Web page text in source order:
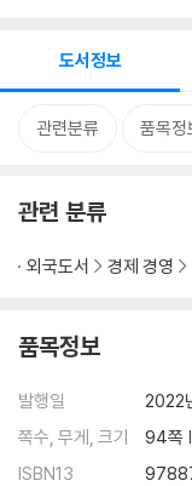
도서정보
관련분류 품목정
관련 분류
외국도서 경제 경영
품목정보
발행일
2022
쪽수, 무게, 크기
94쪽
ISBN13